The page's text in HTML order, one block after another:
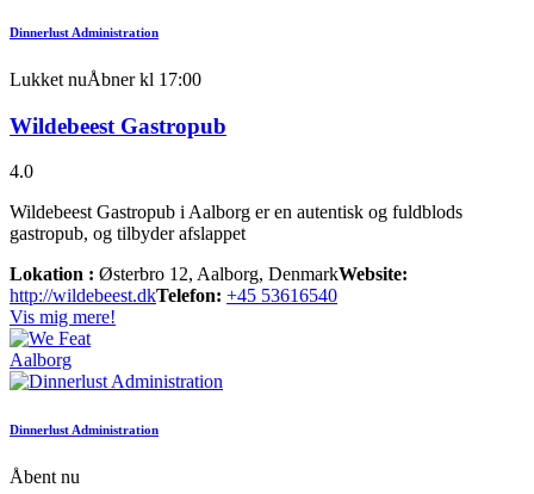
Dinnerlust Administration
Lukket nuÅbner kl 17:00
Wildebeest Gastropub
4.0
Wildebeest Gastropub i Aalborg er en autentisk og fuldblods
gastropub, og tilbyder afslappet
Lokation : Østerbro 12, Aalborg, DenmarkWebsite:
http://wildebeest.dkTelefon: +45 53616540
Vis mig mere!
Aalborg
Dinnerlust Administration
Åbent nu